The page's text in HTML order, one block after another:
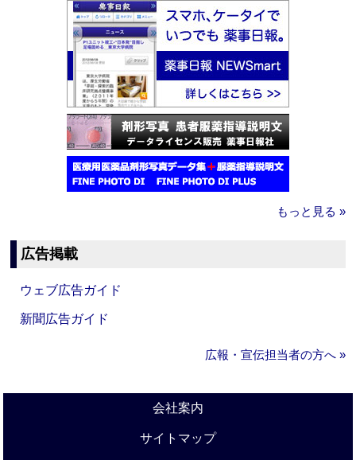
もっと見る »
広告掲載
ウェブ広告ガイド
新聞広告ガイド
広報・宣伝担当者の方へ »
会社案内
サイトマップ